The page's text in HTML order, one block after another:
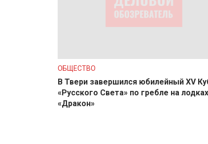
ОБЩЕСТВО
В Твери завершился юбилейный XV
«Русского Света» по гребле на лодках
«Дракон»